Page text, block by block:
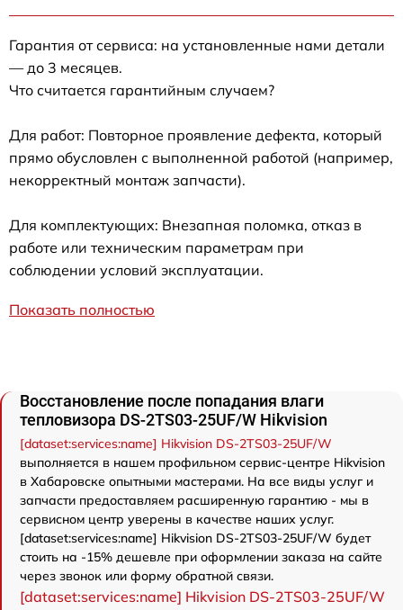
Гарантия от сервиса: на установленные нами детали
— до 3 месяцев.
Что считается гарантийным случаем?
Для работ: Повторное проявление дефекта, который
прямо обусловлен с выполненной работой (например,
некорректный монтаж запчасти).
Для комплектующих: Внезапная поломка, отказ в
работе или техническим параметрам при
соблюдении условий эксплуатации.
Показать полностью
Восстановление после попадания влаги
тепловизора DS-2TS03-25UF/W Hikvision
[dataset:services:name] Hikvision DS-2TS03-25UF/W
выполняется в нашем профильном сервис-центре Hikvision
в Хабаровске опытными мастерами. На все виды услуг и
запчасти предоставляем расширенную гарантию - мы в
сервисном центр уверены в качестве наших услуг.
[dataset:services:name] Hikvision DS-2TS03-25UF/W будет
стоить на -15% дешевле при оформлении заказа на сайте
через звонок или форму обратной связи.
[dataset:services:name] Hikvision DS-2TS03-25UF/W